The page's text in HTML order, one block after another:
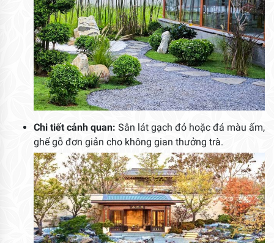
Chi tiết cảnh quan: Sân lát gạch đỏ hoặc đá màu ấm,
ghế gỗ đơn giản cho không gian thưởng trà.